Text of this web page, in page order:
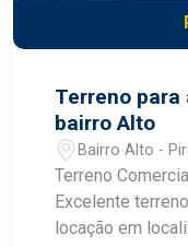
Terreno
bairro Alto
Bairro Alto -
Terreno
Excelente terreno com 357,00 m²
locação em